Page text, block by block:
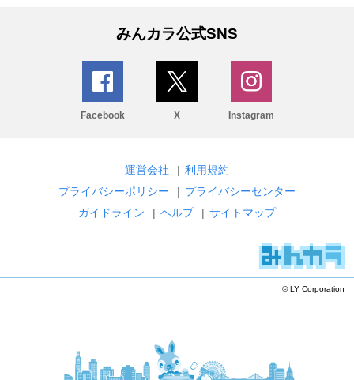
みんカラ公式SNS
Facebook X Instagram
運営会社 | 利用規約
プライバシーポリシー
| プライバシーセンター
ガイドライン
| ヘルプ | サイトマップ
© LY Corporation